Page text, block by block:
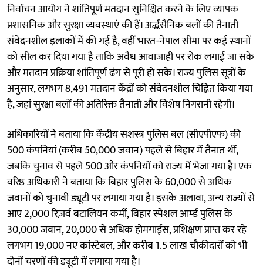
निर्वाचन आयोग ने शांतिपूर्ण मतदान सुनिश्चित करने के लिए व्यापक
प्रशासनिक और सुरक्षा व्यवस्थाएं की हैं। अर्द्धसैनिक बलों की तैनाती
संवेदनशील इलाकों में की गई है, वहीं भारत-नेपाल सीमा पर कई स्थानों
को सील कर दिया गया है ताकि अवैध आवाजाही पर रोक लगाई जा सके
और मतदान प्रक्रिया शांतिपूर्ण ढंग से पूरी हो सके। राज्य पुलिस सूत्रों के
अनुसार, लगभग 8,491 मतदान केंद्रों को संवेदनशील चिह्नित किया गया
है, जहां सुरक्षा बलों की अतिरिक्त तैनाती और विशेष निगरानी रहेगी।
अधिकारियों ने बताया कि केंद्रीय सशस्त्र पुलिस बल (सीएपीएफ) की
500 कंपनियां (करीब 50,000 जवान) पहले से बिहार में तैनात थीं,
जबकि चुनाव से पहले 500 और कंपनियों को राज्य में भेजा गया है। एक
वरिष्ठ अधिकारी ने बताया कि बिहार पुलिस के 60,000 से अधिक
जवानों को चुनावी ड्यूटी पर लगाया गया है। इसके अलावा, अन्य राज्यों से
आए 2,000 रिज़र्व बटालियन कर्मी, बिहार स्पेशल आर्म्ड पुलिस के
30,000 जवान, 20,000 से अधिक होमगार्ड्स, प्रशिक्षण प्राप्त कर रहे
लगभग 19,000 नए कांस्टेबल, और करीब 1.5 लाख चौकीदारों को भी
दोनों चरणों की ड्यूटी में लगाया गया है।